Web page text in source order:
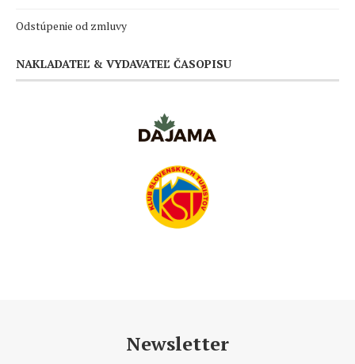
Odstúpenie od zmluvy
NAKLADATEĽ & VYDAVATEĽ ČASOPISU
Newsletter